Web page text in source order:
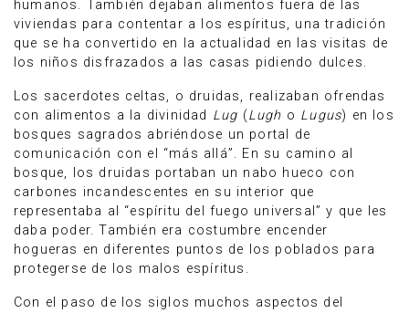
humanos. También dejaban alimentos fuera de las
viviendas para contentar a los espíritus, una tradición
que se ha convertido en la actualidad en las visitas de
los niños disfrazados a las casas pidiendo dulces.
Los sacerdotes celtas, o druidas, realizaban ofrendas
con alimentos a la divinidad Lug (Lugh o Lugus) en los
bosques sagrados abriéndose un portal de
comunicación con el “más allá”. En su camino al
bosque, los druidas portaban un nabo hueco con
carbones incandescentes en su interior que
representaba al “espíritu del fuego universal” y que les
daba poder. También era costumbre encender
hogueras en diferentes puntos de los poblados para
protegerse de los malos espíritus.
Con el paso de los siglos muchos aspectos del